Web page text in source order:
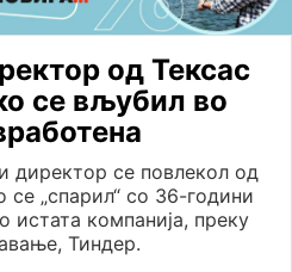
од Тексас
се вљубил во
директор се повлекол од
се „спарил“ со 36-години
истата компанија, преку
Тиндер.